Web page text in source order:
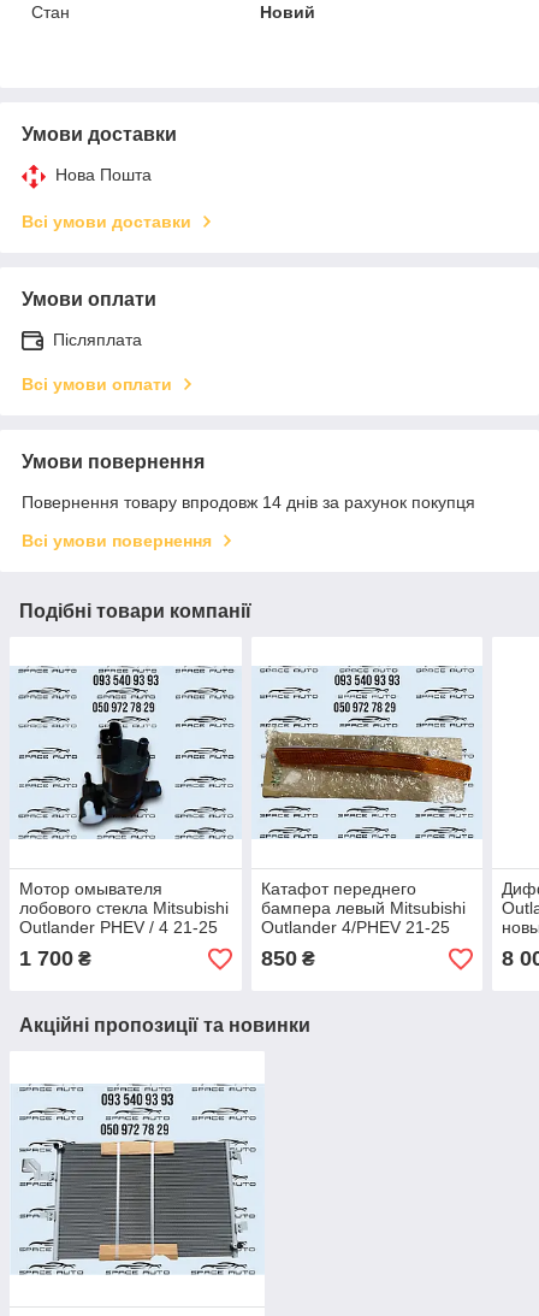
Стан
Новий
Умови доставки
Нова Пошта
Всі умови доставки
Умови оплати
Післяплата
Всі умови оплати
Умови повернення
Повернення товару впродовж 14 днів за рахунок покупця
Всі умови повернення
Подібні товари компанії
Мотор омывателя
лобового стекла Mitsubishi
Outlander PHEV / 4 21-25
год новый оригинал в
наличии 8260A591
1 700 ₴
Катафот переднего
бампера левый Mitsubishi
Outlander 4/PHEV 21-25
год новый оригинал в
наличии 8355A119
850₴ 8
Акційні пропозиції та новинки